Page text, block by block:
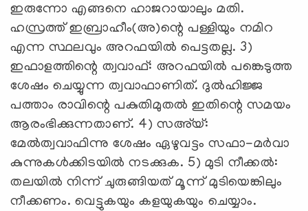
ഇരുന്നോ എങ്ങനെ ഹാജറായാലും മതി.
ഹസ്രത്ത് ഇബ്രാഹീം(അ)ന്റെ പള്ളിയും നമിറ
എന്ന സ്ഥലവും അറഫയില്‍ പെട്ടതല്ല. 3)
ഇഫാളത്തിന്റെ ത്വവാഫ്: അറഫയില്‍ പങ്കെടുത്ത
ശേഷം ചെയ്യുന്ന ത്വവാഫാണിത്. ദുല്‍ഹിജ്ജ
പത്താം രാവിന്റെ പകുതിമുതല്‍ ഇതിന്റെ സമയം
ആരംഭിക്കുന്നതാണ്. 4) സഅ്‌യ്:
മേല്‍ത്വവാഫിന്നു ശേഷം ഏഴുവട്ടം സഫാ-മര്‍വാ
കുന്നുകള്‍ക്കിടയില്‍ നടക്കുക. 5) മുടി നീക്കല്‍:
തലയില്‍ നിന്ന് ചുരുങ്ങിയത് മൂന്ന് മുടിയെങ്കിലും
നീക്കണം. വെട്ടുകയും കളയുകയും ചെയ്യാം.